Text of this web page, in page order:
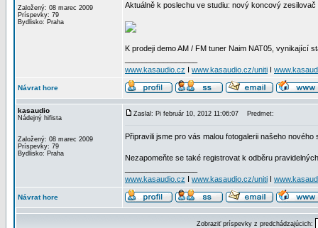
Založený: 08 marec 2009
Príspevky: 79
Bydlisko: Praha
Aktuálně k poslechu ve studiu: nový koncový zesilovač
K prodeji demo AM / FM tuner Naim NAT05, vynikající
www.kasaudio.cz I www.kasaudio.cz/uniti I
Návrat hore
kasaudio
Nádejný hifista
Založený: 08 marec 2009
Príspevky: 79
Bydlisko: Praha
Zaslal: Pi február 10, 2012 11:06:07 Predmet:
Připravili jsme pro vás malou fotogalerii našeho
Nezapomeňte se také registrovat k odběru
www.kasaudio.cz I www.kasaudio.cz/uniti I
Návrat hore
Zobraziť príspevky z predchádzajúcich: